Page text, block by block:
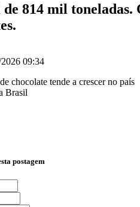
814 mil
09:34
Brasil
postagem